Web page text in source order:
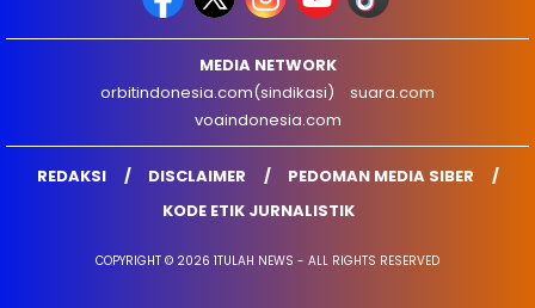
MEDIA NETWORK
orbitindonesia.com(sindikasi)
suara.com
voaindonesia.com
REDAKSI DISCLAIMER
PEDOMAN MEDIA SIBER
KODE ETIK JURNALISTIK
COPYRIGHT © 2026 1TULAH NEWS - ALL RIGHTS RESERVED